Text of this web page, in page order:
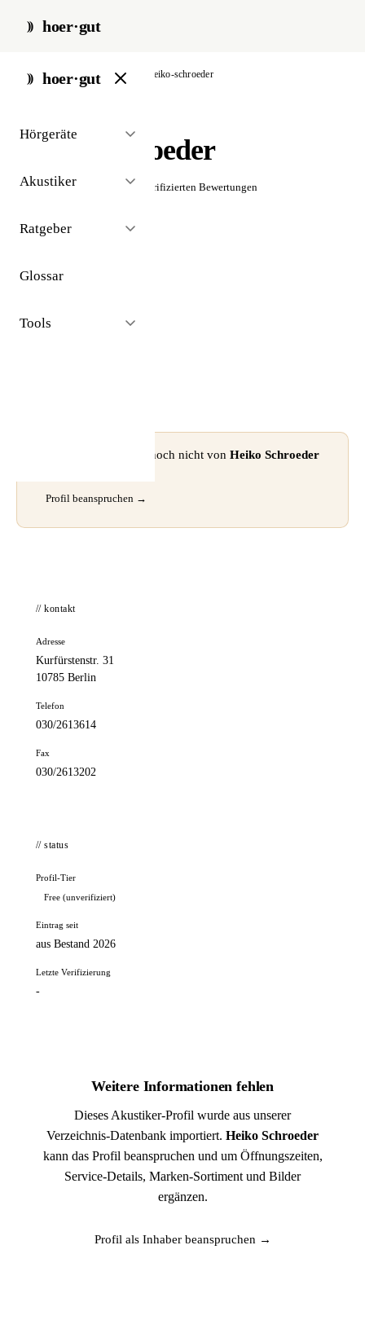
hoer·gut
hoer·gut
Hörgeräte
Akustiker
Ratgeber
Glossar
Tools
start / akustiker / berlin heiko-schroeder
Heiko Schroeder
☆☆☆☆☆ Noch keine verifizierten Bewertungen
⚠ Dieses Profil wurde noch nicht von Heiko Schroeder
Profil beanspruchen →
// kontakt
Adresse
Kurfürstenstr. 31
10785 Berlin
Telefon
030/2613614
Fax
030/2613202
// status
Profil-Tier
Free (unverifiziert)
Eintrag seit
aus Bestand 2026
Letzte Verifizierung
-
Weitere Informationen fehlen
Dieses Akustiker-Profil wurde aus unserer
Verzeichnis-Datenbank importiert. Heiko Schroeder
kann das Profil beanspruchen und um Öffnungszeiten,
Service-Details, Marken-Sortiment und Bilder
ergänzen.
Profil als Inhaber beanspruchen →